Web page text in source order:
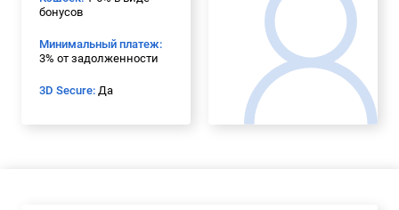
бонусов
Минимальный платеж:
3% от задолженности
3D Secure: Да